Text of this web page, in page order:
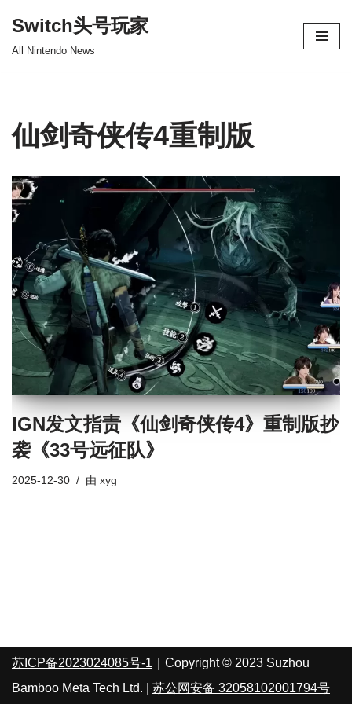
Switch头号玩家
All Nintendo News
仙剑奇侠传4重制版
IGN发文指责《仙剑奇侠传4》重制版抄
袭《33号远征队》
2025-12-30 由 xyg
苏ICP备2023024085号-1 ｜Copyright © 2023 Suzhou
Bamboo Meta Tech Ltd. | 苏公网安备 32058102001794号